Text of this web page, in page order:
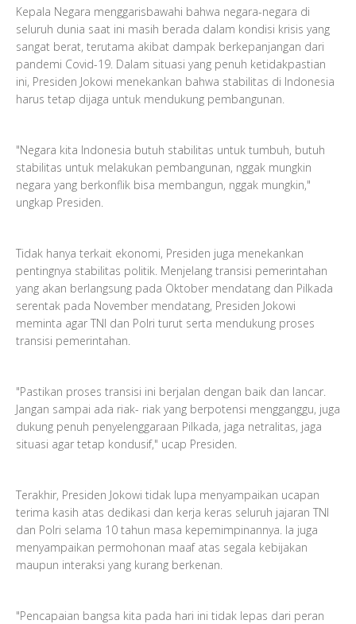
Kepala Negara menggarisbawahi bahwa negara-negara di
seluruh dunia saat ini masih berada dalam kondisi krisis yang
sangat berat, terutama akibat dampak berkepanjangan dari
pandemi Covid-19. Dalam situasi yang penuh ketidakpastian
ini, Presiden Jokowi menekankan bahwa stabilitas di Indonesia
harus tetap dijaga untuk mendukung pembangunan.
"Negara kita Indonesia butuh stabilitas untuk tumbuh, butuh
stabilitas untuk melakukan pembangunan, nggak mungkin
negara yang berkonflik bisa membangun, nggak mungkin,"
ungkap Presiden.
Tidak hanya terkait ekonomi, Presiden juga menekankan
pentingnya stabilitas politik. Menjelang transisi pemerintahan
yang akan berlangsung pada Oktober mendatang dan Pilkada
serentak pada November mendatang, Presiden Jokowi
meminta agar TNI dan Polri turut serta mendukung proses
transisi pemerintahan.
"Pastikan proses transisi ini berjalan dengan baik dan lancar.
Jangan sampai ada riak- riak yang berpotensi mengganggu, juga
dukung penuh penyelenggaraan Pilkada, jaga netralitas, jaga
situasi agar tetap kondusif," ucap Presiden.
Terakhir, Presiden Jokowi tidak lupa menyampaikan ucapan
terima kasih atas dedikasi dan kerja keras seluruh jajaran TNI
dan Polri selama 10 tahun masa kepemimpinannya. Ia juga
menyampaikan permohonan maaf atas segala kebijakan
maupun interaksi yang kurang berkenan.
"Pencapaian bangsa kita pada hari ini tidak lepas dari peran